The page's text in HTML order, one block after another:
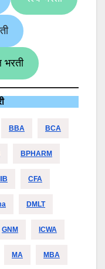
भरती
BBA BCA
BPHARM
CFA
DMLT
GNM ICWA
MA MBA